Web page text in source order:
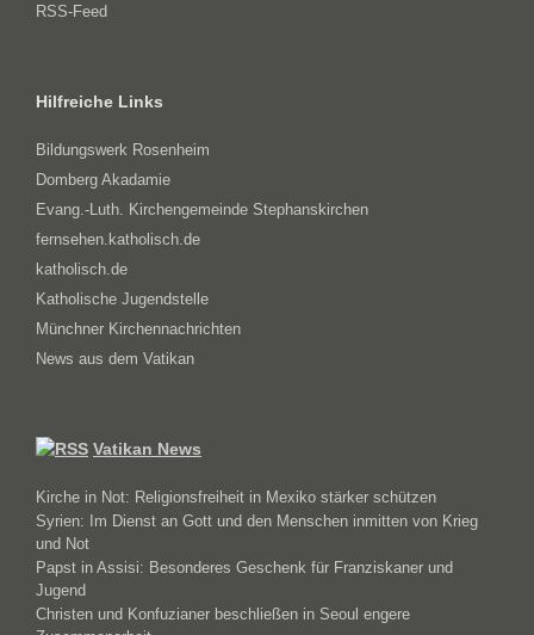
RSS-Feed
Hilfreiche Links
Bildungswerk Rosenheim
Domberg Akadamie
Evang.-Luth. Kirchengemeinde Stephanskirchen
fernsehen.katholisch.de
katholisch.de
Katholische Jugendstelle
Münchner Kirchennachrichten
News aus dem Vatikan
Vatikan News
Kirche in Not: Religionsfreiheit in Mexiko stärker schützen
Syrien: Im Dienst an Gott und den Menschen inmitten von Krieg
und Not
Papst in Assisi: Besonderes Geschenk für Franziskaner und
Jugend
Christen und Konfuzianer beschließen in Seoul engere